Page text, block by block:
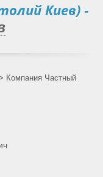
Киев)-
Компания Частный